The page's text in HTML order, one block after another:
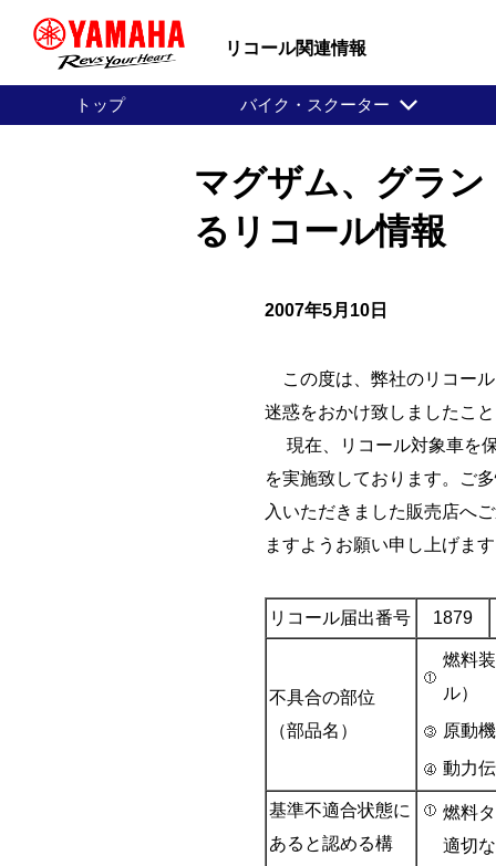
リコール関連情報
トップ バイク・スクーター
マグザム、グラ
るリコール情報
2007年5月10日
この度は、弊社のリコー
迷惑をおかけ致しましたこ
現在、リコール対象車を
を実施致しております。ご
入いただきました販売店へ
ますようお願い申し上げま
リコール届出番号 1879
不具合の部位
（部品名）
燃料
ル）
原動
動力
基準不適合状態に
あると認める構
燃料
適切